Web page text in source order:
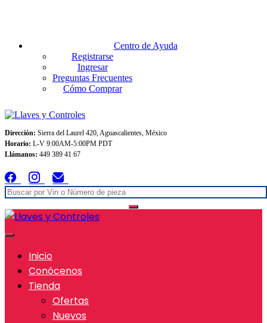
Centro de Ayuda
Registrarse
Ingresar
Preguntas Frecuentes
Cómo Comprar
Dirección: Sierra del Laurel 420, Aguascalientes, México
Horario: L-V 9:00AM-5:00PM PDT
Llámanos: 449 389 41 67
Inicio
Conócenos
Tienda
Ofertas
Nuevos